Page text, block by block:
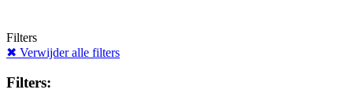
Filters
✖ Verwijder alle filters
Filters: